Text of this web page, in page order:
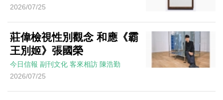
2026/07/25
莊偉檢視性別觀念 和應《霸
王別姬》張國榮
今日信報 副刊文化 客來相訪 陳浩勤
2026/07/25